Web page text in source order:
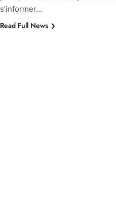
s’informer…
Read Full News